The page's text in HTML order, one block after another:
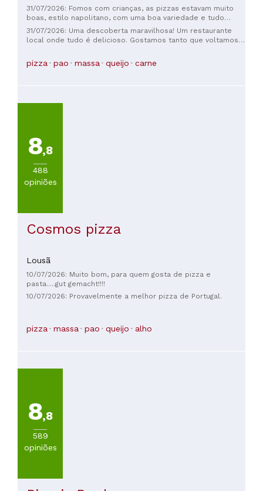
31/07/2026: Fomos com crianças, as pizzas estavam muito
boas, estilo napolitano, com uma boa variedade e tudo
estava ótimo. O atendimento também foi muito atencioso;
uma jovem nos atendeu e foi muito prestativa o tempo todo.
31/07/2026: Uma descoberta maravilhosa! Um restaurante
local onde tudo é delicioso. Gostamos tanto que voltamos
custo-benefício é perfeita e os funcionários são adoráveis.
pizza pao massa queijo carne
8,8
488
opiniões
Cosmos pizza
Lousã
10/07/2026: Muito bom, para quem gosta de pizza e
pasta.....gut gemacht!!!!
10/07/2026: Provavelmente a melhor pizza de Portugal.
pizza massa pao queijo alho
8,8
589
opiniões